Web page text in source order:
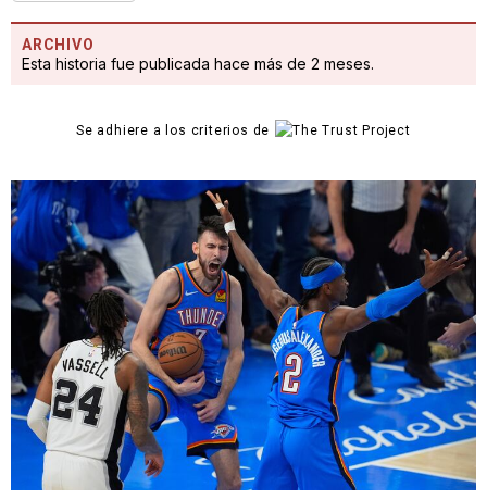
ARCHIVO
Esta historia fue publicada hace más de 2 meses.
Se adhiere a los criterios de